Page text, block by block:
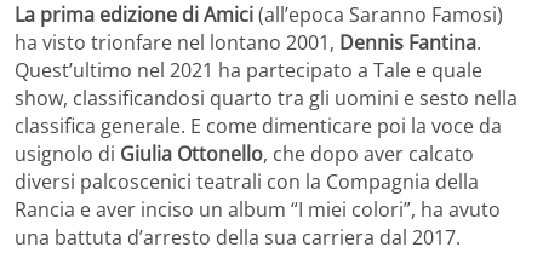
La prima edizione di Amici(all’epoca Saranno Famosi)
ha visto trionfare nel lontano 2001, Dennis Fantina.
Quest’ultimo nel 2021 ha partecipato a Tale e quale
show, classificandosi quarto tra gli uomini e sesto nella
classifica generale. E come dimenticare poi la voce da
usignolo di Giulia Ottonello, che dopo aver calcato
diversi palcoscenici teatrali con la Compagnia della
Rancia e aver inciso un album “I miei colori”, ha avuto
una battuta d’arresto della sua carriera dal 2017.